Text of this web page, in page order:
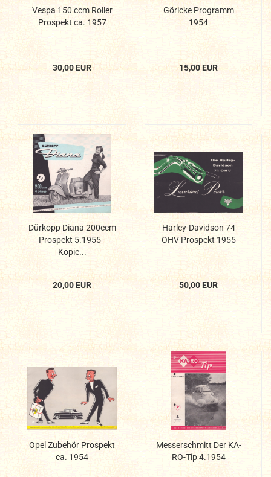
Vespa 150 ccm Roller
Prospekt ca. 1957
30,00 EUR
Göricke Programm
1954
15,00 EUR
Dürkopp Diana 200ccm
Prospekt 5.1955 -
Kopie...
20,00 EUR
Harley-Davidson 74
OHV Prospekt 1955
50,00 EUR
Opel Zubehör Prospekt
ca. 1954
Messerschmitt Der KA-
RO-Tip 4.1954